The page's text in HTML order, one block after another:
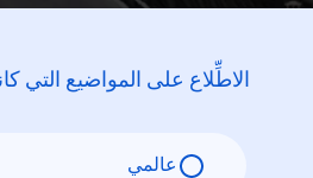
الاطِّلاع على المواضيع التي
عالمي